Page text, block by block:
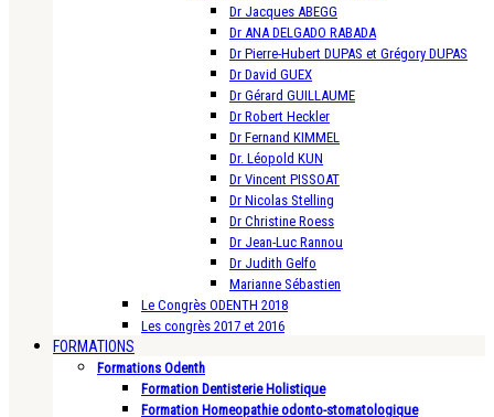
Dr Jacques ABEGG
Dr ANA DELGADO RABADA
Dr Pierre-Hubert DUPAS et Grégory DUPAS
Dr David GUEX
Dr Gérard GUILLAUME
Dr Robert Heckler
Dr Fernand KIMMEL
Dr. Léopold KUN
Dr Vincent PISSOAT
Dr Nicolas Stelling
Dr Christine Roess
Dr Jean-Luc Rannou
Dr Judith Gelfo
Marianne Sébastien
Le Congrès ODENTH 2018
Les congrès 2017 et 2016
FORMATIONS
Formations Odenth
Formation Dentisterie Holistique
Formation Homeopathie odonto-stomatologique